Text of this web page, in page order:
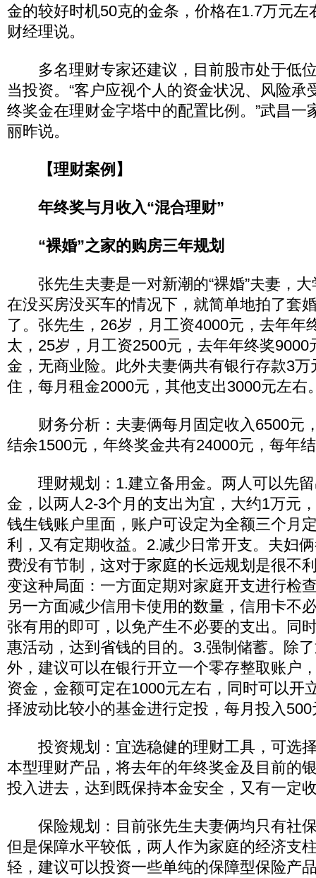
金的较好时机50克的金条，价格在1.7万元左
财经理说。
多名理财专家还建议，目前股市处于低
当投资。“客户应视个人的资金状况、风险承
终奖金在理财金字塔中的配置比例。”武昌一
丽昨说。
【理财案例】
年终奖与月收入“混合理财”
“裸婚”之家的购房三年规划
张先生夫妻是一对新潮的“裸婚”夫妻，大
在没买房没买车的情况下，就简单地拍了套
了。张先生，26岁，月工资4000元，去年年
太，25岁，月工资2500元，去年年终奖9000
金，无商业险。此外夫妻俩共有银行存款3
住，每月租金2000元，其他支出3000元左右
财务分析：夫妻俩每月固定收入6500元
结余1500元，年终奖金共有24000元，每年
理财规划：1.建立备用金。两人可以先留
金，以两人2-3个月的支出为宜，大约1万元
钱生钱账户里面，账户可设定为全额三个月
利，又有定期收益。2.减少日常开支。夫妇
费没有节制，这对于家庭的长远规划是很不
变这种局面：一方面定期对家庭开支进行检
另一方面减少信用卡使用的数量，信用卡不
张有用的即可，以免产生不必要的支出。同
惠活动，达到省钱的目的。3.强制储蓄。除
外，建议可以在银行开立一个零存整取账户
资金，金额可定在1000元左右，同时可以开
择波动比较小的基金进行定投，每月投入
投资规划：宜选稳健的理财工具，可选
本型理财产品，将去年的年终奖金及目前的
投入进去，达到既保持本金安全，又有一定
保险规划：目前张先生夫妻俩均只有社
但是保障水平较低，两人作为家庭的经济支
轻，建议可以投资一些单纯的保障型保险产